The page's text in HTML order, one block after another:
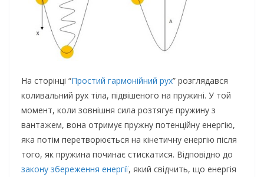
На сторінці “Простий гармонійний рух” розглядався
коливальний рух тіла, підвішеного на пружині. У той
момент, коли зовнішня сила розтягує пружину з
вантажем, вона отримує пружну потенційну енергію,
яка потім перетворюється на кінетичну енергію після
того, як пружина починає стискатися. Відповідно до
закону збереження енергії, який свідчить, що енергія